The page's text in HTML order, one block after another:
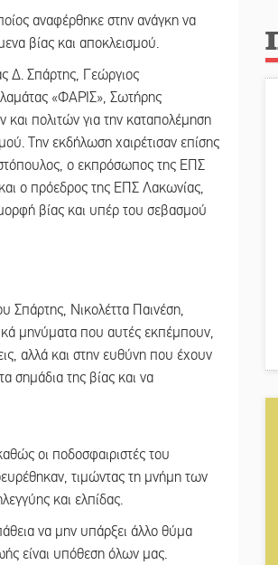
αναφέρθηκε στην ανάγκη να
βίας και αποκλεισμού.
Δ. Σπάρτης, Γεώργιος
«ΦΑΡΙΣ», Σωτήρης
πολιτών για την καταπολέμηση
Την εκδήλωση χαιρέτισαν επίσης
ο εκπρόσωπος της ΕΠΣ
ο πρόεδρος της ΕΠΣ Λακωνίας,
βίας και υπέρ του σεβασμού
Σπάρτης, Νικολέττα Παινέση,
μηνύματα που αυτές εκπέμπουν,
αλλά και στην ευθύνη που έχουν
σημάδια της βίας και να
οι ποδοσφαιριστές του
τιμώντας τη μνήμη των
και ελπίδας.
να μην υπάρξει άλλο θύμα
είναι υπόθεση όλων μας.